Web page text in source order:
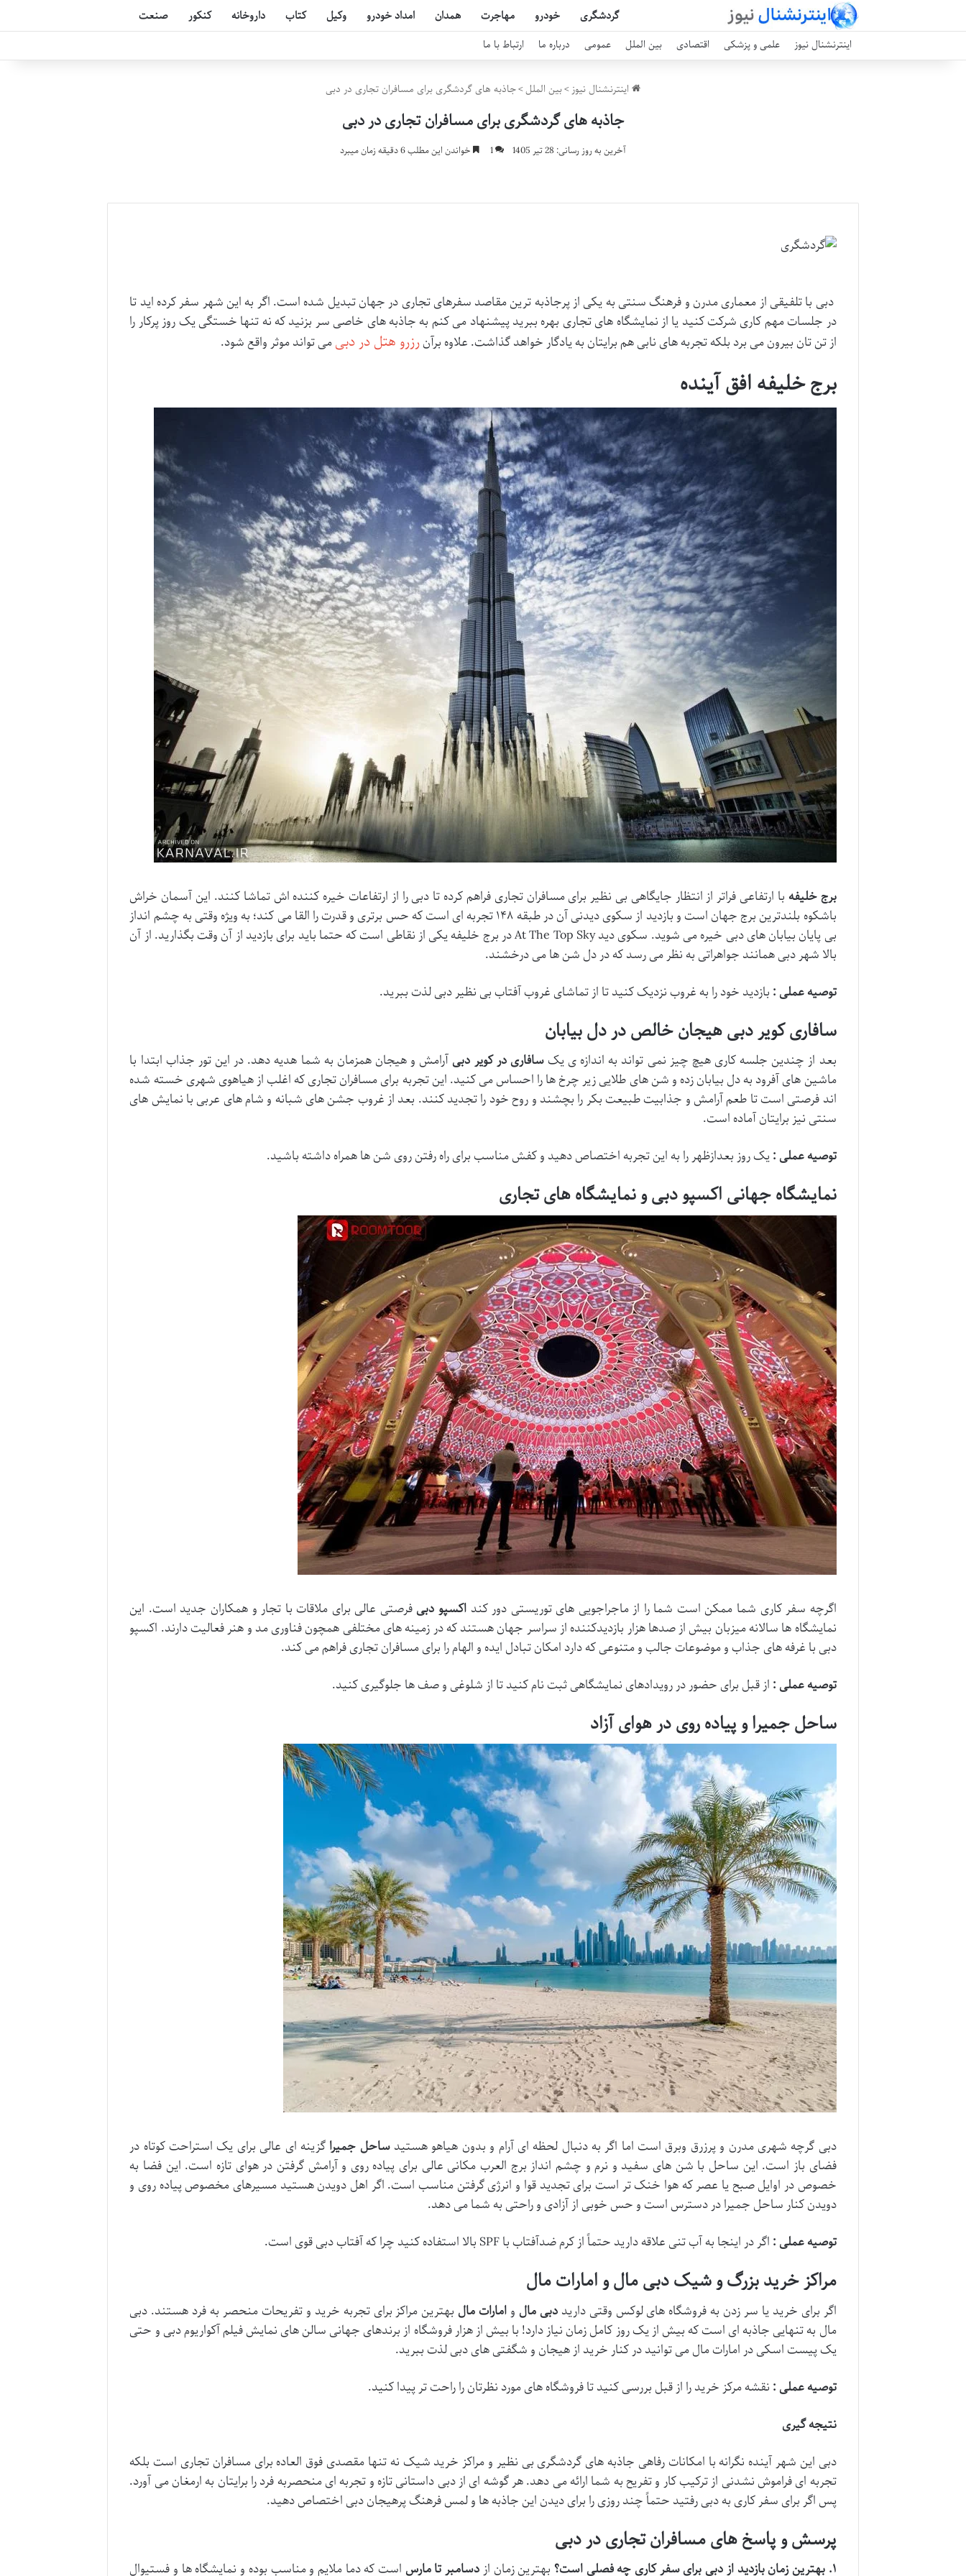
گردشگری خودرو مهاجرت همدان امداد خودرو وکیل کتاب داروخانه کنکور صنعت
اینترنشنال نیوز علمی و پزشکی اقتصادی بین الملل عمومی درباره ما ارتباط با ما
اینترنشنال نیوز>بین الملل>جاذبه های گردشگری برای مسافران تجاری در دبی
جاذبه های گردشگری برای مسافران تجاری در دبی
آخرین به روز رسانی: 28 تیر 1405 1 خواندن این مطلب 6 دقیقه زمان میبرد
دبی با تلفیقی از معماری مدرن و فرهنگ سنتی به یکی از پرجاذبه ترین مقاصد سفرهای تجاری در جهان تبدیل شده است. اگر به این شهر سفر کرده اید تا
در جلسات مهم کاری شرکت کنید یا از نمایشگاه های تجاری بهره ببرید پیشنهاد می کنم به جاذبه های خاصی سر بزنید که نه تنها خستگی یک روز پرکار را
از تن تان بیرون می برد بلکه تجربه های نابی هم برایتان به یادگار خواهد گذاشت. علاوه برآنرزرو هتل در دبیمی تواند موثر واقع شود.
برج خلیفه افق آینده
برج خلیفه با ارتفاعی فراتر از انتظار جایگاهی بی نظیر برای مسافران تجاری فراهم کرده تا دبی را از ارتفاعات خیره کننده اش تماشا کنند. این آسمان خراش
باشکوه بلندترین برج جهان است و بازدید از سکوی دیدنی آن در طبقه ۱۴۸ تجربه ای است که حس برتری و قدرت را القا می کند؛ به ویژه وقتی به چشم انداز
بی پایان بیابان های دبی خیره می شوید. سکوی دید At The Top Sky در برج خلیفه یکی از نقاطی است که حتما باید برای بازدید از آن وقت بگذارید. از آن
بالا شهر دبی همانند جواهراتی به نظر می رسد که در دل شن ها می درخشند.
توصیه عملی : بازدید خود را به غروب نزدیک کنید تا از تماشای غروب آفتاب بی نظیر دبی لذت ببرید.
سافاری کویر دبی هیجان خالص در دل بیابان
بعد از چندین جلسه کاری هیچ چیز نمی تواند به اندازه ی یکسافاری در کویر دبیآرامش و هیجان همزمان به شما هدیه دهد. در این تور جذاب ابتدا با
ماشین های آفرود به دل بیابان زده و شن های طلایی زیر چرخ ها را احساس می کنید. این تجربه برای مسافران تجاری که اغلب از هیاهوی شهری خسته شده
اند فرصتی است تا طعم آرامش و جذابیت طبیعت بکر را بچشند و روح خود را تجدید کنند. بعد از غروب جشن های شبانه و شام های عربی با نمایش های
سنتی نیز برایتان آماده است​.
توصیه عملی :یک روز بعدازظهر را به این تجربه اختصاص دهید و کفش مناسب برای راه رفتن روی شن ها همراه داشته باشید.
نمایشگاه جهانی اکسپو دبی و نمایشگاه های تجاری
اگرچه سفر کاری شما ممکن است شما را از ماجراجویی های توریستی دور کنداکسپو دبی فرصتی عالی برای ملاقات با تجار و همکاران جدید است. این
نمایشگاه ها سالانه میزبان بیش از صدها هزار بازدیدکننده از سراسر جهان هستند که در زمینه های مختلفی همچون فناوری مد و هنر فعالیت دارند. اکسپو
دبی با غرفه های جذاب و موضوعات جالب و متنوعی که دارد امکان تبادل ایده و الهام را برای مسافران تجاری فراهم می کند​.
توصیه عملی : از قبل برای حضور در رویدادهای نمایشگاهی ثبت نام کنید تا از شلوغی و صف ها جلوگیری کنید.
ساحل جمیرا و پیاده روی در هوای آزاد
دبی گرچه شهری مدرن و پرزرق وبرق است اما اگر به دنبال لحظه ای آرام و بدون هیاهو هستیدساحل جمیرا گزینه ای عالی برای یک استراحت کوتاه در
فضای باز است. این ساحل با شن های سفید و نرم و چشم انداز برج العرب مکانی عالی برای پیاده روی و آرامش گرفتن در هوای تازه است. این فضا به
خصوص در اوایل صبح یا عصر که هوا خنک تر است برای تجدید قوا و انرژی گرفتن مناسب است. اگر اهل دویدن هستید مسیرهای مخصوص پیاده روی و
دویدن کنار ساحل جمیرا در دسترس است و حس خوبی از آزادی و راحتی به شما می دهد​.
توصیه عملی : اگر در اینجا به آب تنی علاقه دارید حتماً از کرم ضدآفتاب با SPF بالا استفاده کنید چرا که آفتاب دبی قوی است.
مراکز خرید بزرگ و شیک دبی مال و امارات مال
اگر برای خرید یا سر زدن به فروشگاه های لوکس وقتی داریددبی مال و امارات مال بهترین مراکز برای تجربه خرید و تفریحات منحصر به فرد هستند. دبی
مال به تنهایی جاذبه ای است که بیش از یک روز کامل زمان نیاز دارد! با بیش از هزار فروشگاه از برندهای جهانی سالن های نمایش فیلم آکواریوم دبی و حتی
یک پیست اسکی در امارات مال می توانید در کنار خرید از هیجان و شگفتی های دبی لذت ببرید​.
توصیه عملی : نقشه مرکز خرید را از قبل بررسی کنید تا فروشگاه های مورد نظرتان را راحت تر پیدا کنید.
نتیجه گیری
دبی این شهر آینده نگرانه با امکانات رفاهی جاذبه های گردشگری بی نظیر و مراکز خرید شیک نه تنها مقصدی فوق العاده برای مسافران تجاری است بلکه
تجربه ای فراموش نشدنی از ترکیب کار و تفریح به شما ارائه می دهد. هر گوشه ای از دبی داستانی تازه و تجربه ای منحصربه فرد را برایتان به ارمغان می آورد.
پس اگر برای سفر کاری به دبی رفتید حتماً چند روزی را برای دیدن این جاذبه ها و لمس فرهنگ پرهیجان دبی اختصاص دهید.
پرسش و پاسخ های مسافران تجاری در دبی
۱.بهترین زمان بازدید از دبی برای سفر کاری چه فصلی است؟ بهترین زمان از دسامبر تا مارس است که دما ملایم و مناسب بوده و نمایشگاه ها و فستیوال